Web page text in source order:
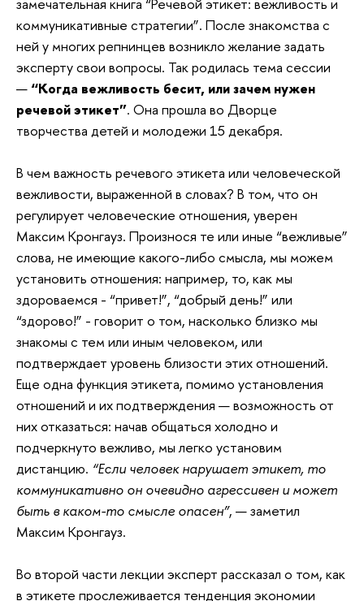
коммуникативные стратегии”. После знакомства с
ней у многих репнинцев возникло желание задать
эксперту свои вопросы. Так родилась тема сессии
— “Когда вежливость бесит, или зачем нужен
речевой этикет”. Она прошла во Дворце
творчества детей и молодежи 15 декабря.
В чем важность речевого этикета или человеческой
вежливости, выраженной в словах? В том, что он
регулирует человеческие отношения, уверен
Максим Кронгауз. Произнося те или иные “вежливые”
слова, не имеющие какого-либо смысла, мы можем
установить отношения: например, то, как мы
здороваемся - “привет!”, “добрый день!” или
“здорово!” - говорит о том, насколько близко мы
знакомы с тем или иным человеком, или
подтверждает уровень близости этих отношений.
Еще одна функция этикета, помимо установления
отношений и их подтверждения — возможность от
них отказаться: начав общаться холодно и
подчеркнуто вежливо, мы легко установим
дистанцию. “Если человек нарушает этикет, то
коммуникативно он очевидно агрессивен и может
быть в каком-то смысле опасен”, — заметил
Максим Кронгауз.
Во второй части лекции эксперт рассказал о том, как
в этикете прослеживается тенденция экономии